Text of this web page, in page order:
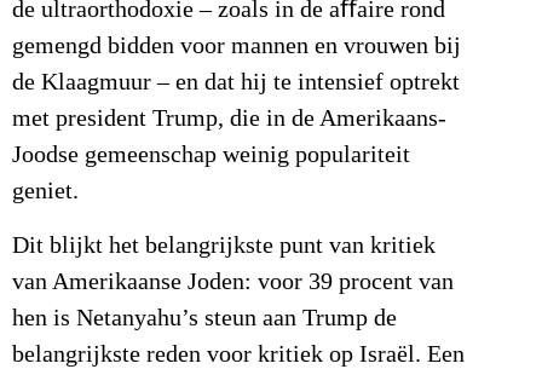
de ultraorthodoxie – zoals in de aﬀaire rond
gemengd bidden voor mannen en vrouwen bij
de Klaagmuur – en dat hij te intensief optrekt
met president Trump, die in de Amerikaans-
Joodse gemeenschap weinig populariteit
geniet.
Dit blijkt het belangrijkste punt van kritiek
van Amerikaanse Joden: voor 39 procent van
hen is Netanyahu’s steun aan Trump de
belangrijkste reden voor kritiek op Israël. Een